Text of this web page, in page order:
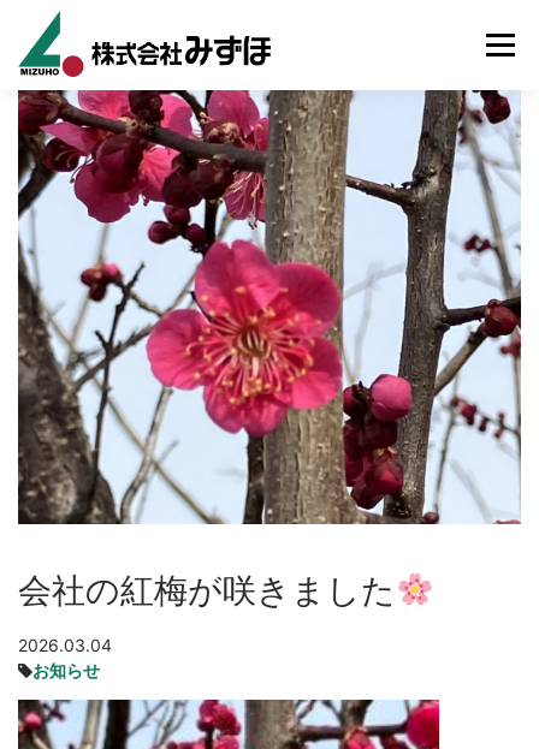
コンテンツへスキップ
メニュ
ホーム 事業内容 施工事例 会社案内
お知らせ 採用情報 お問い合わせ
会社の紅梅が咲きました
2026.03.04
お知らせ